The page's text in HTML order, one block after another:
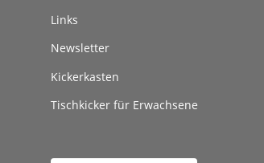
Links
Newsletter
Kickerkasten
Tischkicker für Erwachsene